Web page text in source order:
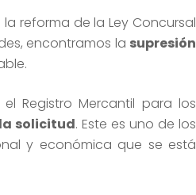
reforma de la Ley Concursal
encontramos la supresión
Registro Mercantil para los
solicitud. Este es uno de los
y económica que se está